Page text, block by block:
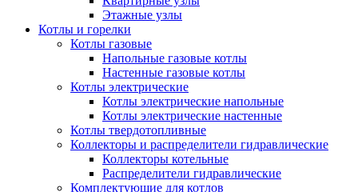
Этажные узлы
Котлы и горелки
Котлы газовые
Напольные газовые котлы
Настенные газовые котлы
Котлы электрические
Котлы электрические напольные
Котлы электрические настенные
Котлы твердотопливные
Коллекторы и распределители гидравлические
Коллекторы котельные
Распределители гидравлические
Комплектующие для котлов